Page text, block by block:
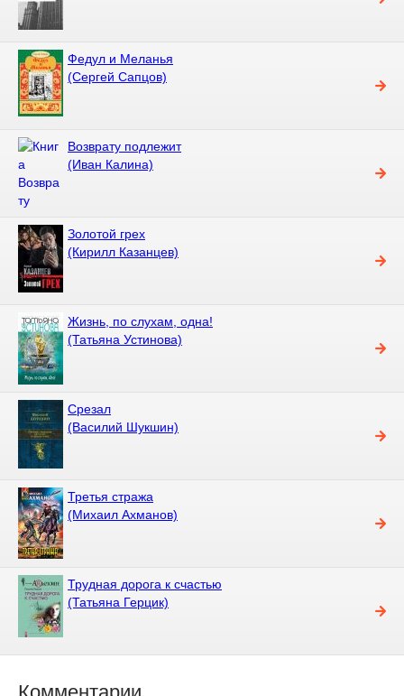
Федул и Меланья
(Сергей Сапцов)
Возврату подлежит
(Иван Калина)
Золотой грех
(Кирилл Казанцев)
Жизнь, по слухам, одна!
(Татьяна Устинова)
Срезал
(Василий Шукшин)
Третья стража
(Михаил Ахманов)
Трудная дорога к счастью
(Татьяна Герцик)